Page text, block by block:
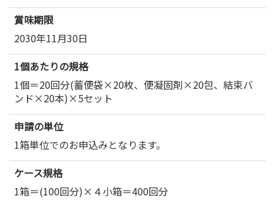
賞味期限
2030年11月30日
1個あたりの規格
1個＝20回分(蓄便袋×20枚、便凝固剤×20包、結束バ
ンド×20本)×5セット
申請の単位
1箱単位でのお申込みとなります。
ケース規格
1箱＝(100回分)×４小箱＝400回分